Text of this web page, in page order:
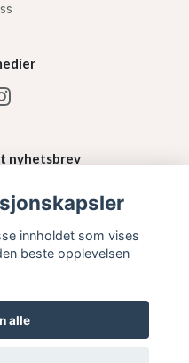
nyhetsbrev
Påmelding
innholdet som vises
beste opplevelsen
alle